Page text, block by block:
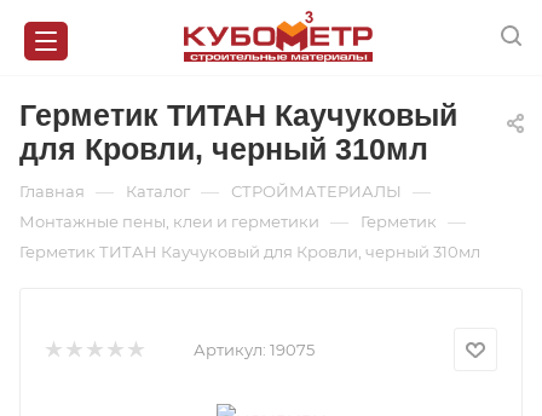
Герметик ТИТАН Каучуковый
для Кровли, черный 310мл
Главная — Каталог — СТРОЙМАТЕРИАЛЫ —
Монтажные пены, клеи и герметики — Герметик —
Герметик ТИТАН Каучуковый для Кровли, черный 310мл
Артикул: 19075